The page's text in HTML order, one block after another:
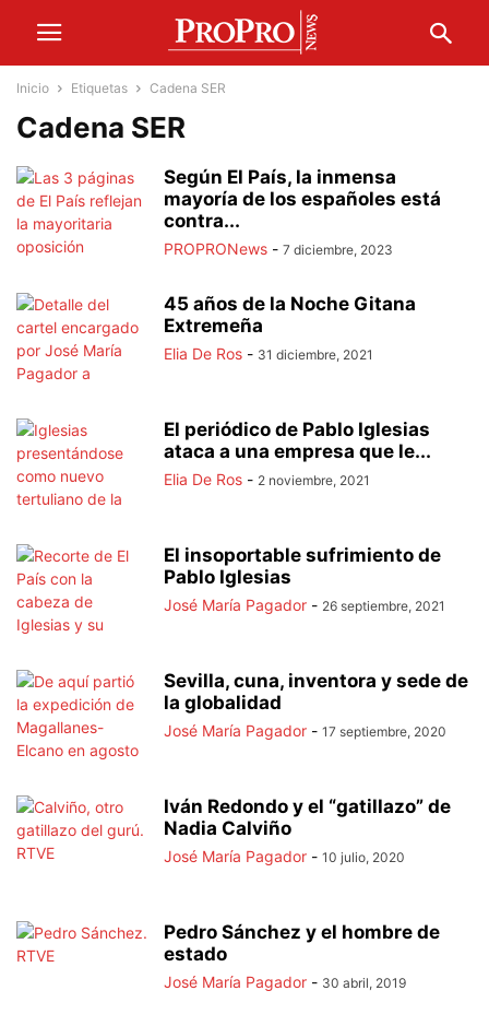
Inicio Etiquetas Cadena SER
Cadena SER
Según El País, la inmensa
mayoría de los españoles está
contra...
PROPRONews - 7 diciembre, 2023
45 años de la Noche Gitana
Extremeña
Elia De Ros - 31 diciembre, 2021
El periódico de Pablo Iglesias
ataca a una empresa que le...
Elia De Ros - 2 noviembre, 2021
El insoportable sufrimiento de
Pablo Iglesias
José María Pagador - 26 septiembre, 2021
Sevilla, cuna, inventora y sede de
la globalidad
José María Pagador - 17 septiembre, 2020
Iván Redondo y el “gatillazo” de
Nadia Calviño
José María Pagador - 10 julio, 2020
Pedro Sánchez y el hombre de
estado
José María Pagador - 30 abril, 2019